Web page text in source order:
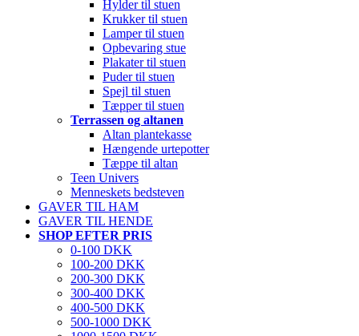
Hylder til stuen
Krukker til stuen
Lamper til stuen
Opbevaring stue
Plakater til stuen
Puder til stuen
Spejl til stuen
Tæpper til stuen
Terrassen og altanen
Altan plantekasse
Hængende urtepotter
Tæppe til altan
Teen Univers
Menneskets bedsteven
GAVER TIL HAM
GAVER TIL HENDE
SHOP EFTER PRIS
0-100 DKK
100-200 DKK
200-300 DKK
300-400 DKK
400-500 DKK
500-1000 DKK